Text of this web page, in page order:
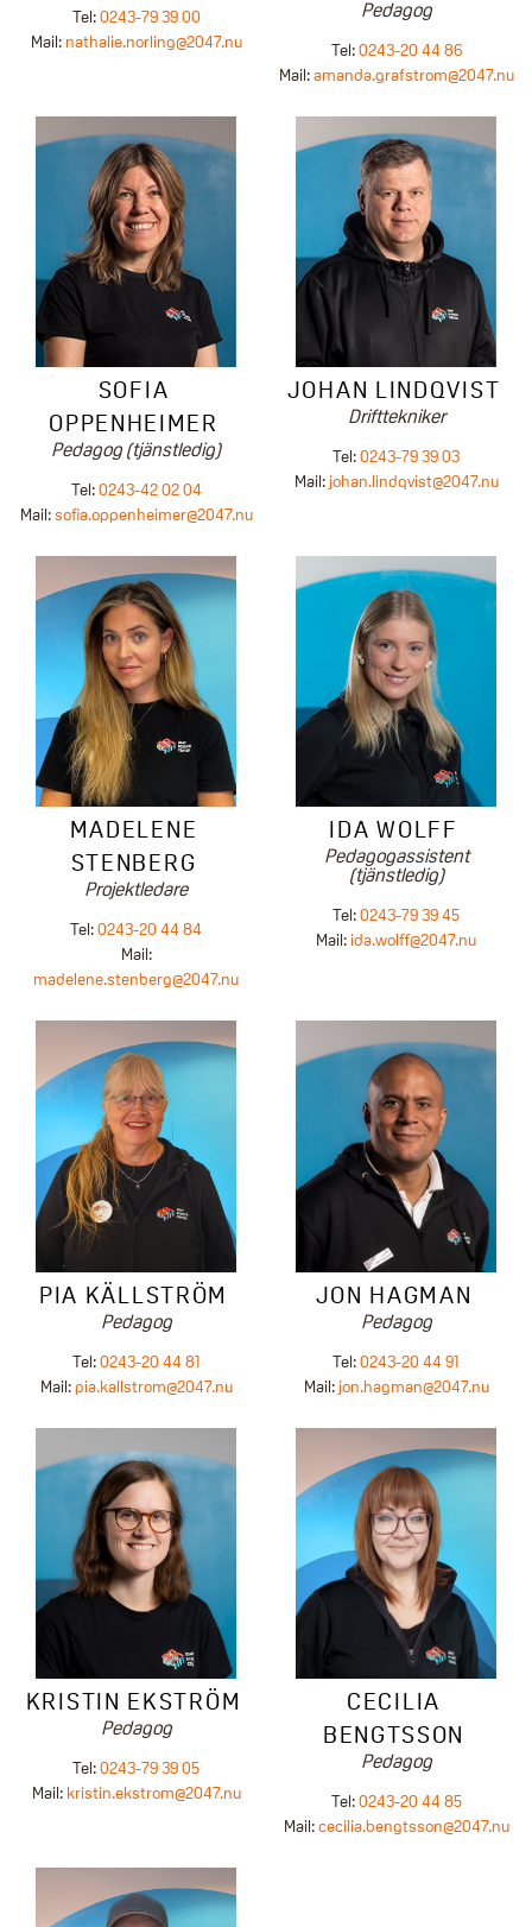
Tel:0243-79 39 00
Mail: nathalie.norling@2047.nu
Pedagog
Tel:0243-20 44 86
Mail:amanda.grafstrom@2047.nu
SOFIA
OPPENHEIMER
Pedagog (tjänstledig)
Tel:0243-42 02 04
Mail:sofia.oppenheimer@2047.nu
JOHAN LINDQVIST
Drifttekniker
Tel:0243-79 39 03
Mail: johan.lindqvist@2047.nu
MADELENE
STENBERG
Projektledare
Tel:0243-20 44 84
Mail:
madelene.stenberg@2047.nu
IDA WOLFF
Pedagogassistent
(tjänstledig)
Tel:0243-79 39 45
Mail: ida.wolff@2047.nu
PIA KÄLLSTRÖM
Pedagog
Tel:0243-20 44 81
Mail:pia.kallstrom@2047.nu
JON HAGMAN
Pedagog
Tel:0243-20 44 91
Mail: jon.hagman@2047.nu
KRISTIN EKSTRÖM
Pedagog
Tel:0243-79 39 05
Mail: kristin.ekstrom@2047.nu
CECILIA
BENGTSSON
Pedagog
Tel:0243-20 44 85
Mail:cecilia.bengtsson@2047.nu